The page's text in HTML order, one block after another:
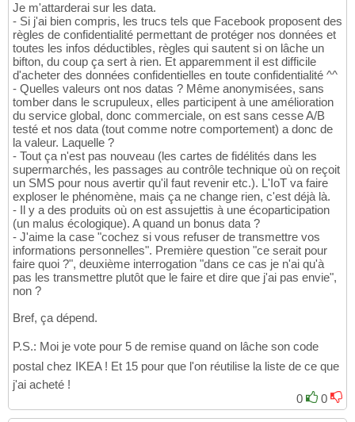
Je m'attarderai sur les data.
- Si j'ai bien compris, les trucs tels que Facebook proposent des
règles de confidentialité permettant de protéger nos données et
toutes les infos déductibles, règles qui sautent si on lâche un
bifton, du coup ça sert à rien. Et apparemment il est difficile
d'acheter des données confidentielles en toute confidentialité ^^
- Quelles valeurs ont nos datas ? Même anonymisées, sans
tomber dans le scrupuleux, elles participent à une amélioration
du service global, donc commerciale, on est sans cesse A/B
testé et nos data (tout comme notre comportement) a donc de
la valeur. Laquelle ?
- Tout ça n'est pas nouveau (les cartes de fidélités dans les
supermarchés, les passages au contrôle technique où on reçoit
un SMS pour nous avertir qu'il faut revenir etc.). L'IoT va faire
exploser le phénomène, mais ça ne change rien, c'est déjà là.
- Il y a des produits où on est assujettis à une écoparticipation
(un malus écologique). A quand un bonus data ?
- J'aime la case "cochez si vous refuser de transmettre vos
informations personnelles". Première question "ce serait pour
faire quoi ?", deuxième interrogation "dans ce cas je n'ai qu'à
pas les transmettre plutôt que le faire et dire que j'ai pas envie",
non ?
Bref, ça dépend.
P.S.: Moi je vote pour 5 de remise quand on lâche son code
postal chez IKEA ! Et 15 pour que l'on réutilise la liste de ce que
j'ai acheté !
0
0